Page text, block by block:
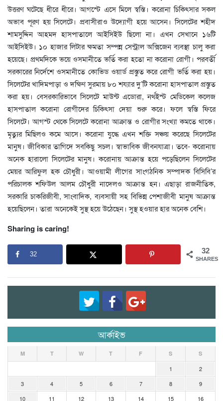
উত্তরণ ঘটেছে ধীরে ধীরে। আগস্টে এসে মিলে স্বস্তি। করোনা চিকিৎসার সকল
অভাব পূরণ হয় সিলেটে। প্রবাসীরাও উদ্যোগী হয়ে আসেন। সিলেটের শহীদ
শামসুদ্দিন আহমদ হাসপাতালে আইসিইউ ছিলো না। এখন সেখানে ১৬টি
আইসিইউ। ১০ হাজার লিটার ক্ষমতা সম্পন্ন সেন্ট্রাল অক্সিজেন ব্যবস্থা চালু করা
হয়েছে। প্রথমদিকে ভয়ে ওসমানীতে ভর্তি করা হতো না করোনা রোগী। পরবর্তী
সরকারের নির্দেশে ওসমানীতে কোভিড ওয়ার্ড প্রস্তুত করে রোগী ভর্তি করা হয়।
সিলেটের খাদিমপাড়া ও দক্ষিণ সুরমায় ৮০ শয্যার দু’টি করোনা হাসপাতাল প্রস্তুত
করা হয়। বেসরকারিভাবে সিলেটে মাউন্ট এডোরা, নর্থইস্ট মেডিকেল কলেজ
হাসপাতাল করোনা রোগীদের চিকিৎসা দেয়া শুরু করে। ফলে স্বস্তি ফিরে
সিলেটে। আগস্ট থেকে সিলেটে করোনা আক্রান্ত ও রোগীর সংখ্যা কমতে থাকে।
মৃত্যুর মিছিলও কমে আসে। করোনা যুদ্ধে এখন শক্তি সঞ্চয় করেছে সিলেটের
মানুষ। জীবিকার তাগিদে সবকিছু সচল। স্বাভাবিক জীবনযাত্রা। তবে- করোনায়
অনেক হারালো সিলেটের মানুষ। করোনায় আক্রান্ত হয়ে পড়েছিলেন সিলেটের
মেয়র আরিফুল হক চৌধুরী। আওয়ামী লীগের সাংগঠনিক সম্পাদক বিসিবি’র
পরিচালক শফিউল আলম চৌধুরী নাদেলও আক্রান্ত হন। এছাড়া রাজনীতিক,
সরকারি চাকরিজীবী, সাংবাদিক, ব্যবসায়ী সহ বিভিন্ন পেশাজীবী মানুষ আক্রান্ত
হয়েছিলেন। তারা অনেকেই সুস্থ হয়ে উঠেছেন। সুস্থ হওয়ার হার অনেক বেশি।
Sharing is caring!
32
SHARES
32
আর্কাইভ
M T W T F S S
1
2
3
4 5 6 7 8
9
10
11 12 13 14 15
16